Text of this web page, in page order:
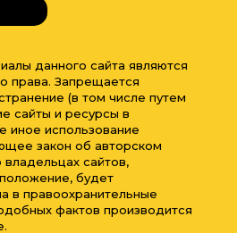
данного сайта являются
права. Запрещается
(в том числе путем
сайты и ресурсы в
иное использование
закон об авторском
сайтов,
будет
в правоохранительные
фактов производится